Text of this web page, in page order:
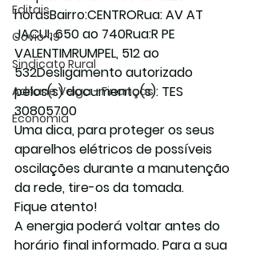
Editais
Covic-19
Sindicato Rural
Adriane Veiga - Finanças
Economia
horasBairro:CENTRORua: AV AT
JACUI, 650 ao 740Rua:R PE
VALENTIMRUMPEL, 512 ao
532Desligamento autorizado
pelos(s) documento(s): TES
30805700
Uma dica, para proteger os seus
aparelhos elétricos de possíveis
oscilações durante a manutenção
da rede, tire-os da tomada.
Fique atento!
A energia poderá voltar antes do
horário final informado. Para a sua